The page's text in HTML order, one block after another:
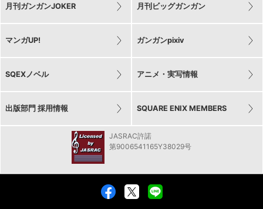
月刊ガンガンJOKER 月刊ビッグガンガン
マンガUP! ガンガンpixiv
SQEXノベル アニメ・実写情報
出版部門 採用情報 SQUARE ENIX MEMBERS
JASRAC許諾
第9006541165Y38029号